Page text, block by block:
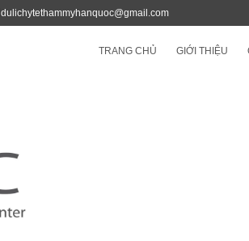
dulichytethammyhanquoc@gmail.com
TRANG CHỦ GIỚI THIỆU